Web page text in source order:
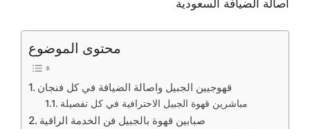
اصالة الضيافة السعودية
محتوى الموضوع
قهوجيين الجبيل واصالة الضيافة في كل فنجان
مباشرين قهوة الجبيل الاحترافية في كل تفصيلة
صبابين قهوة بالجبيل فن الخدمة الراقية